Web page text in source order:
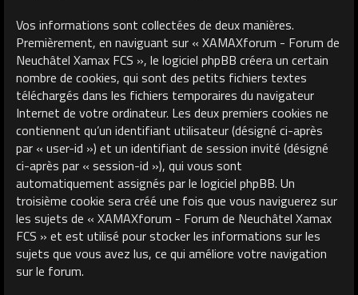
Vos informations sont collectées de deux manières.
Premièrement, en naviguant sur « XAMAXforum - Forum de
Neuchâtel Xamax FCS », le logiciel phpBB créera un certain
nombre de cookies, qui sont des petits fichiers textes
téléchargés dans les fichiers temporaires du navigateur
Internet de votre ordinateur. Les deux premiers cookies ne
contiennent qu’un identifiant utilisateur (désigné ci-après
par « user-id ») et un identifiant de session invité (désigné
ci-après par « session-id »), qui vous sont
automatiquement assignés par le logiciel phpBB. Un
troisième cookie sera créé une fois que vous naviguerez sur
les sujets de « XAMAXforum - Forum de Neuchâtel Xamax
FCS » et est utilisé pour stocker les informations sur les
sujets que vous avez lus, ce qui améliore votre navigation
sur le forum.